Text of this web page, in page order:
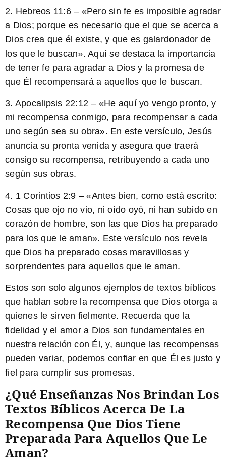
2. Hebreos 11:6 – «Pero sin fe es imposible agradar
a Dios; porque es necesario que el que se acerca a
Dios crea que él existe, y que es galardonador de
los que le buscan». Aquí se destaca la importancia
de tener fe para agradar a Dios y la promesa de
que Él recompensará a aquellos que le buscan.
3. Apocalipsis 22:12 – «He aquí yo vengo pronto, y
mi recompensa conmigo, para recompensar a cada
uno según sea su obra». En este versículo, Jesús
anuncia su pronta venida y asegura que traerá
consigo su recompensa, retribuyendo a cada uno
según sus obras.
4. 1 Corintios 2:9 –«Antes bien, como está escrito:
Cosas que ojo no vio, ni oído oyó, ni han subido en
corazón de hombre, son las que Dios ha preparado
para los que le aman». Este versículo nos revela
que Dios ha preparado cosas maravillosas y
sorprendentes para aquellos que le aman.
Estos son solo algunos ejemplos de textos bíblicos
que hablan sobre la recompensa que Dios otorga a
quienes le sirven fielmente. Recuerda que la
fidelidad y el amor a Dios son fundamentales en
nuestra relación con Él, y, aunque las recompensas
pueden variar, podemos confiar en que Él es justo y
fiel para cumplir sus promesas.
¿Qué Enseñanzas Nos Brindan Los
Textos Bíblicos Acerca De La
Recompensa Que Dios Tiene
Preparada Para Aquellos Que Le
Aman?